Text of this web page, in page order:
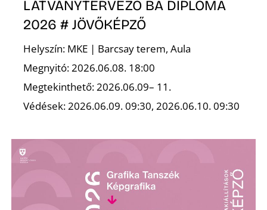
LÁTVÁNYTERVEZŐ BA DIPLOMA
2026 # JÖVŐKÉPZŐ
Helyszín: MKE | Barcsay terem, Aula
Megnyitó: 2026.06.08. 18:00
Megtekinthető: 2026.06.09– 11.
Védések: 2026.06.09. 09:30, 2026.06.10. 09:30